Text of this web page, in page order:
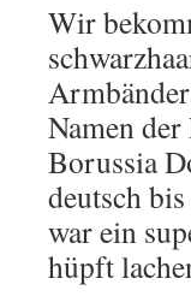
Wir
Namen
Borussia
deutsch
war ein
hüpft